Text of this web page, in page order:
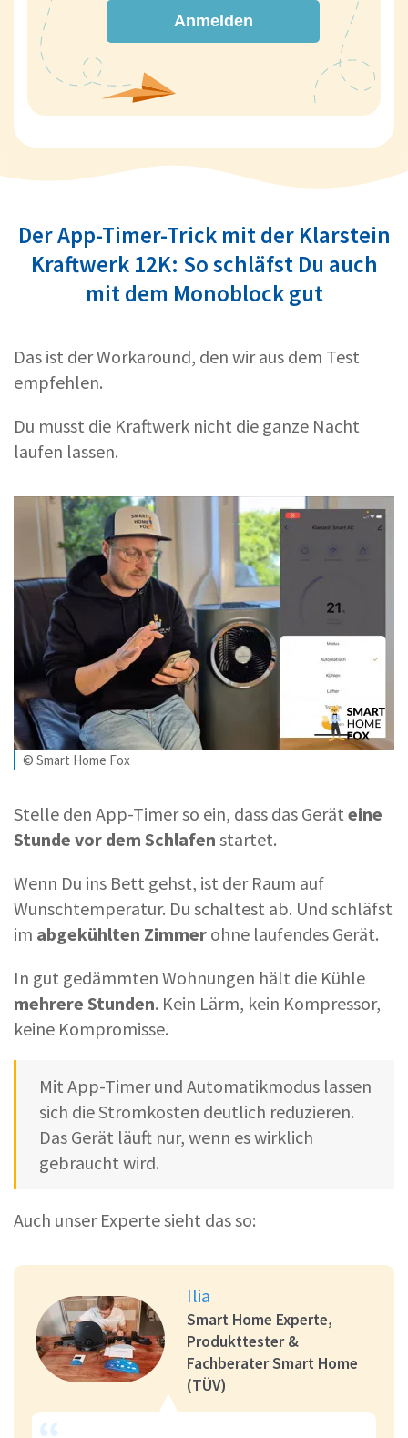
Anmelden
Der App-Timer-Trick mit der Klarstein
Kraftwerk 12K: So schläfst Du auch
mit dem Monoblock gut
Das ist der Workaround, den wir aus dem Test
empfehlen.
Du musst die Kraftwerk nicht die ganze Nacht
laufen lassen.
© Smart Home Fox
Stelle den App-Timer so ein, dass das Gerät eine
Stunde vor dem Schlafen startet.
Wenn Du ins Bett gehst, ist der Raum auf
Wunschtemperatur. Du schaltest ab. Und schläfst
im abgekühlten Zimmer ohne laufendes Gerät.
In gut gedämmten Wohnungen hält die Kühle
mehrere Stunden. Kein Lärm, kein Kompressor,
keine Kompromisse.
Mit App-Timer und Automatikmodus lassen
sich die Stromkosten deutlich reduzieren.
Das Gerät läuft nur, wenn es wirklich
gebraucht wird.
Auch unser Experte sieht das so:
Ilia
Smart Home Experte,
Produkttester &
Fachberater Smart Home
(TÜV)